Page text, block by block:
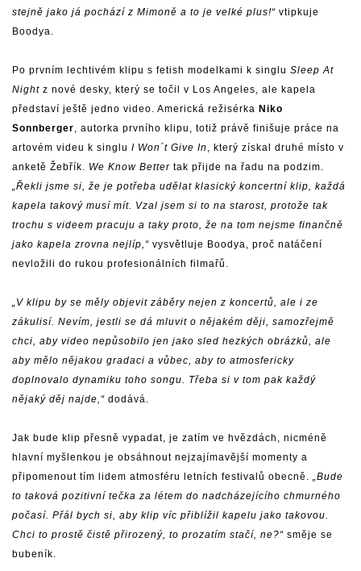
stejně jako já pochází z Mimoně a to je velké plus!“ vtipkuje
Boodya.
Po prvním lechtivém klipu s fetish modelkami k singlu Sleep At
Night z nové desky, který se točil v Los Angeles, ale kapela
představí ještě jedno video. Americká režisérka Niko
Sonnberger, autorka prvního klipu, totiž právě finišuje práce na
artovém videu k singlu I Won´t Give In , který získal druhé místo v
anketě Žebřík. We Know Better tak přijde na řadu na podzim.
„Řekli jsme si, že je potřeba udělat klasický koncertní klip, každá
kapela takový musí mít. Vzal jsem si to na starost, protože tak
trochu s videem pracuju a taky proto, že na tom nejsme finančně
jako kapela zrovna nejlíp,“ vysvětluje Boodya, proč natáčení
nevložili do rukou profesionálních filmařů.
„V klipu by se měly objevit záběry nejen z koncertů, ale i ze
zákulisí. Nevím, jestli se dá mluvit o nějakém ději, samozřejmě
chci, aby video nepůsobilo jen jako sled hezkých obrázků, ale
aby mělo nějakou gradaci a vůbec, aby to atmosfericky
doplnovalo dynamiku toho songu. Třeba si v tom pak každý
nějaký děj najde,“ dodává.
Jak bude klip přesně vypadat, je zatím ve hvězdách, nicméně
hlavní myšlenkou je obsáhnout nejzajímavější momenty a
připomenout tím lidem atmosféru letních festivalů obecně. „Bude
to taková pozitivní tečka za létem do nadcházejícího chmurného
počasí. Přál bych si, aby klip víc přiblížil kapelu jako takovou.
Chci to prostě čistě přirozený, to prozatím stačí, ne?“ směje se
bubeník.